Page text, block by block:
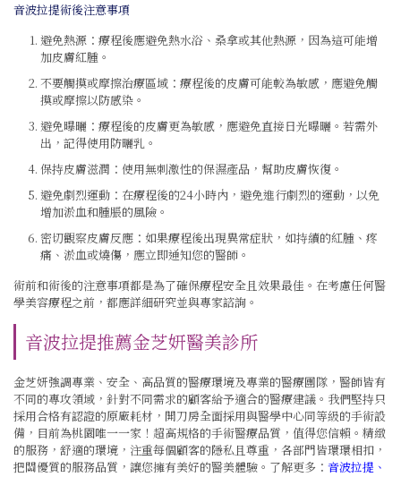
音波拉提術後注意事項
避免熱源：療程後應避免熱水浴、桑拿或其他熱源，因為這可能增
加皮膚紅腫。
不要觸摸或摩擦治療區域：療程後的皮膚可能較為敏感，應避免觸
摸或摩擦以防感染。
避免曝曬：療程後的皮膚更為敏感，應避免直接日光曝曬。若需外
出，記得使用防曬乳。
保持皮膚滋潤：使用無刺激性的保濕產品，幫助皮膚恢復。
避免劇烈運動：在療程後的24小時內，避免進行劇烈的運動，以免
增加淤血和腫脹的風險。
密切觀察皮膚反應：如果療程後出現異常症狀，如持續的紅腫、疼
痛、淤血或燒傷，應立即通知您的醫師。
術前和術後的注意事項都是為了確保療程安全且效果最佳。在考慮任何醫
學美容療程之前，都應詳細研究並與專家諮詢。
音波拉提推薦金芝妍醫美診所
金芝妍強調專業、安全、高品質的醫療環境及專業的醫療團隊，醫師皆有
不同的專攻領域，針對不同需求的顧客給予適合的醫療建議。我們堅持只
採用合格有認證的原廠耗材，開刀房全面採用與醫學中心同等級的手術設
備，目前為桃園唯一一家！超高規格的手術醫療品質，值得您信賴。精緻
的服務，舒適的環境，注重每個顧客的隱私且尊重，各部門皆環環相扣，
把關優質的服務品質，讓您擁有美好的醫美體驗。了解更多： 音波拉提、